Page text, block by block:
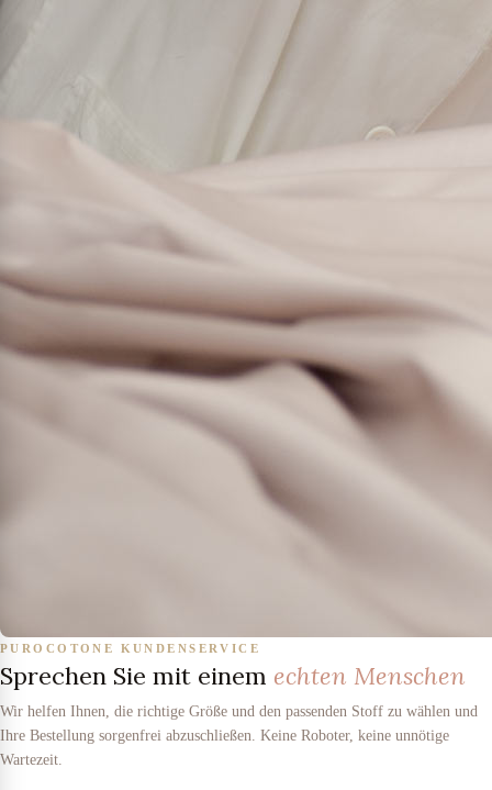
PUROCOTONE KUNDENSERVICE
Sprechen Sie mit einem echten Menschen
Wir helfen Ihnen, die richtige Größe und den passenden Stoff zu wählen und
Ihre Bestellung sorgenfrei abzuschließen. Keine Roboter, keine unnötige
Wartezeit.